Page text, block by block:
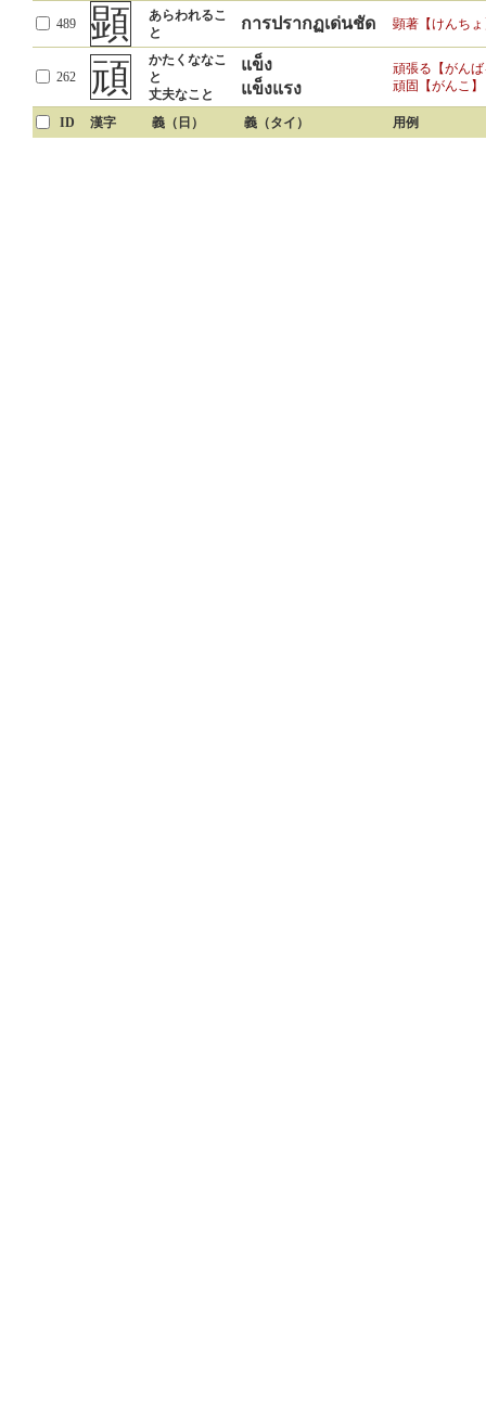
489 顕
あらわれるこ
と
การปรากฏเด่นชัด 顕著【けんち
262 頑
かたくななこ
と
丈夫なこと
แข็ง
แข็งแรง
頑張る【がん
頑固【がんこ】
ID 漢字 義（日） 義（タイ） 用例